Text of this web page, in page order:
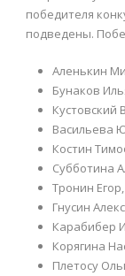
победителя
подведены.
Аленькин
Бунаков
Кустовский
Васильева
Костин
Субботина
Тронин Егор,
Гнусин
Карабибер
Корягина
Плетосу